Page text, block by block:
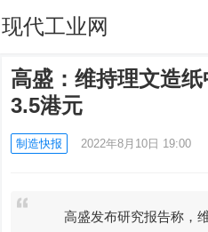
现代工业网
高盛：维持理文造
3.5港元
制造快报 2022年8月10日 19:00
高盛发布研究报告称，维